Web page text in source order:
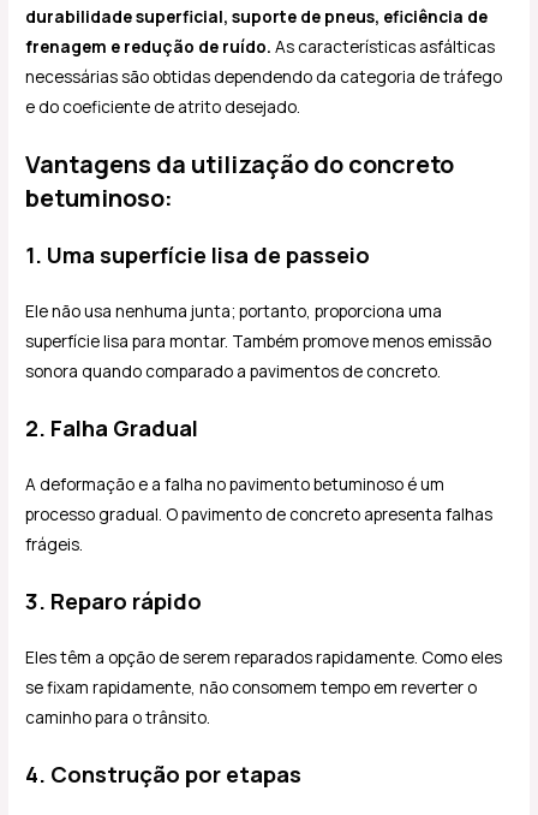
durabilidade superficial, suporte de pneus, eficiência de
frenagem e redução de ruído.As características asfálticas
necessárias são obtidas dependendo da categoria de tráfego
e do coeficiente de atrito desejado.
Vantagens da utilização do concreto
betuminoso:
1. Uma superfície lisa de passeio
Ele não usa nenhuma junta; portanto, proporciona uma
superfície lisa para montar. Também promove menos emissão
sonora quando comparado a pavimentos de concreto.
2. Falha Gradual
A deformação e a falha no pavimento betuminoso é um
processo gradual. O pavimento de concreto apresenta falhas
frágeis.
3. Reparo rápido
Eles têm a opção de serem reparados rapidamente. Como eles
se fixam rapidamente, não consomem tempo em reverter o
caminho para o trânsito.
4. Construção por etapas